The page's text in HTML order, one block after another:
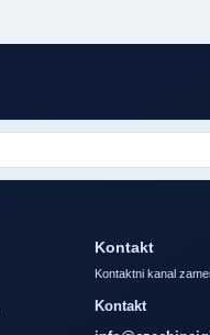
Kontakt
Kontaktni kanal
Kontakt